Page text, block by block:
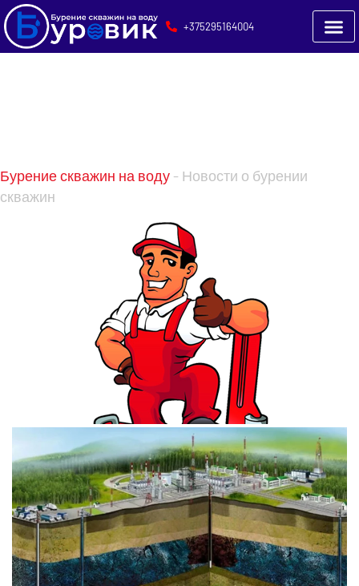
+375295164004
Бурение скважин на воду - Новости о бурении
скважин